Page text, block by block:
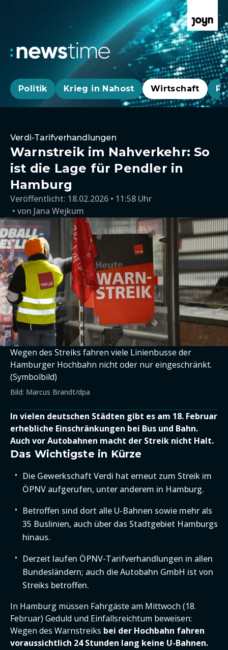
Politik Krieg in Nahost Wirtschaft
Verdi-Tarifverhandlungen
Warnstreik im Nahverkehr: So
ist die Lage für Pendler in
Hamburg
Veröffentlicht: 18.02.2026 • 11:58 Uhr
von Jana Wejkum
Wegen des Streiks fahren viele Linienbusse der
Hamburger Hochbahn nicht oder nur eingeschränkt.
(Symbolbild)
Bild: Marcus Brandt/dpa
In vielen deutschen Städten gibt es am 18. Februar
erhebliche Einschränkungen bei Bus und Bahn.
Auch vor Autobahnen macht der Streik nicht Halt.
Das Wichtigste in Kürze
Die Gewerkschaft Verdi hat erneut zum Streik im
ÖPNV aufgerufen, unter anderem in Hamburg.
Betroffen sind dort alle U-Bahnen sowie mehr als
35 Buslinien, auch über das Stadtgebiet Hamburgs
hinaus.
Derzeit laufen ÖPNV-Tarifverhandlungen in allen
Bundesländern; auch die Autobahn GmbH ist von
Streiks betroffen.
In Hamburg müssen Fahrgäste am Mittwoch (18.
Februar) Geduld und Einfallsreichtum beweisen:
Wegen des Warnstreiks bei der Hochbahn fahren
voraussichtlich 24 Stunden lang keine U-Bahnen.